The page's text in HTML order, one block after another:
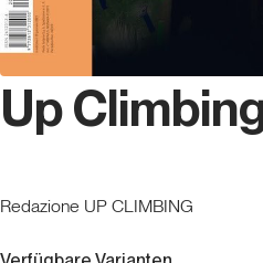
Up
Redazione UP CLIMBING